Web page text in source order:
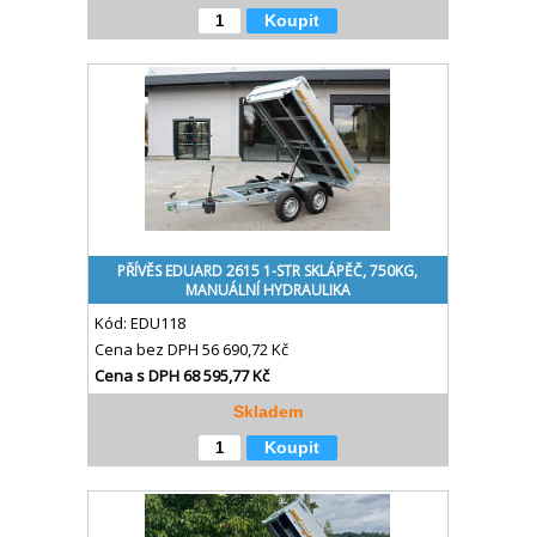
Koupit
PŘÍVĚS EDUARD 2615 1-STR SKLÁPĚČ, 750KG,
MANUÁLNÍ HYDRAULIKA
Kód: EDU118
Cena bez DPH 56 690,72 Kč
Cena s DPH68 595,77 Kč
Skladem
Koupit